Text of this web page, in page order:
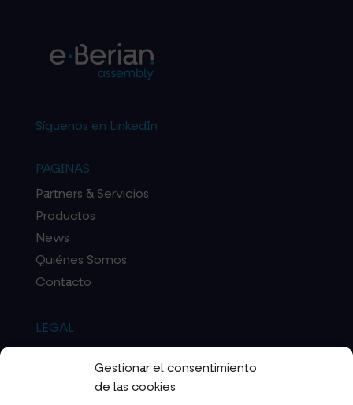
Gestionar el consentimiento
de las cookies
Síguenos en LinkedIn
PAGINAS
Partners & Servicios
Productos
News
Quiénes Somos
Contacto
LEGAL
Política de Privacidad